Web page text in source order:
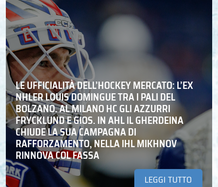
LE UFFICIALITÀ DELL’HOCKEY MERCATO: L’EX
NHLER LOUIS DOMINGUE TRA I PALI DEL
BOLZANO. AL MILANO HC GLI AZZURRI
FRYCKLUND E GIOS. IN AHL IL GHERDEINA
CHIUDE LA SUA CAMPAGNA DI
RAFFORZAMENTO, NELLA IHL MIKHNOV
RINNOVA COL FASSA
LEGGI TUTTO